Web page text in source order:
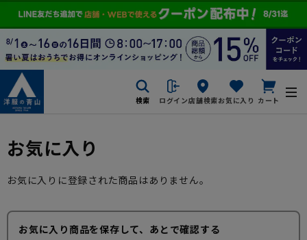
検索 ログイン店舗検索お気に入り カート
お気に入り
お気に入りに登録された商品はありません。
お気に入り商品を保存して、あとで確認する